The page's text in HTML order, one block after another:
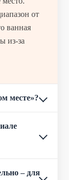
от
ванная
из-за
месте»?
– для